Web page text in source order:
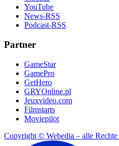
YouTube
News-RSS
Podcast-RSS
Partner
GameStar
GamePro
GetHero
GRYOnline.pl
Jeuxvideo.com
Filmstarts
Moviepilot
Copyright © Webedia – alle Rechte